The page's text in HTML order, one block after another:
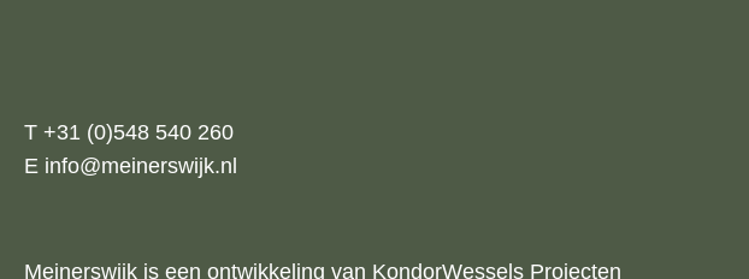
T +31 (0)548 540 260
E info@meinerswijk.nl
Meinerswijk is een ontwikkeling van KondorWessels Projecten